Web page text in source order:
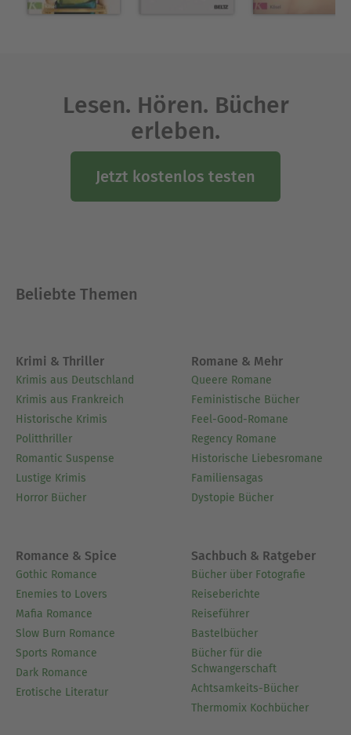
Lesen. Hören. Bücher
erleben.
Jetzt kostenlos testen
Beliebte Themen
Krimi & Thriller
Krimis aus Deutschland
Krimis aus Frankreich
Historische Krimis
Politthriller
Romantic Suspense
Lustige Krimis
Horror Bücher
Romane & Mehr
Queere Romane
Feministische Bücher
Feel-Good-Romane
Regency Romane
Historische Liebesromane
Familiensagas
Dystopie Bücher
Romance & Spice
Gothic Romance
Enemies to Lovers
Mafia Romance
Slow Burn Romance
Sports Romance
Dark Romance
Erotische Literatur
Sachbuch & Ratgeber
Bücher über Fotografie
Reiseberichte
Reiseführer
Bastelbücher
Bücher für die
Schwangerschaft
Achtsamkeits-Bücher
Thermomix Kochbücher